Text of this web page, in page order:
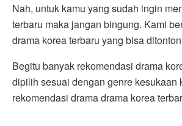
Nah, untuk kamu yang sudah ingin
terbaru maka jangan bingung. Kami
drama korea terbaru yang bisa
Begitu banyak rekomendasi drama
dipilih sesuai dengan genre kesukaan
rekomendasi drama drama korea